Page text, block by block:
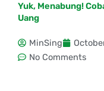
Yuk, Menabung!
Uang
MinSing
No Comments